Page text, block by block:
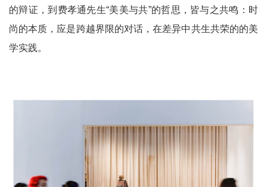
的辩证，到费孝通先生“美美与共”的哲思，皆与之共鸣：时
尚的本质，应是跨越界限的对话，在差异中共生共荣的的美
学实践。